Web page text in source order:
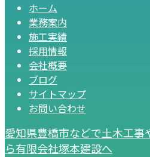
ホーム
業務案内
施工実績
採用情報
会社概要
ブログ
サイトマップ
お問い合わせ
愛知県豊橋市などで土木工
ら有限会社塚本建設へ